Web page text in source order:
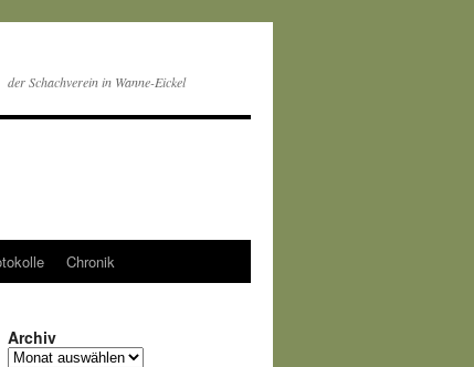
der Schachverein in Wanne-Eickel
Chronik
Archiv
Archiv